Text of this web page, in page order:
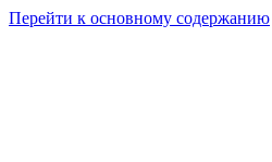
Перейти к основному содержанию